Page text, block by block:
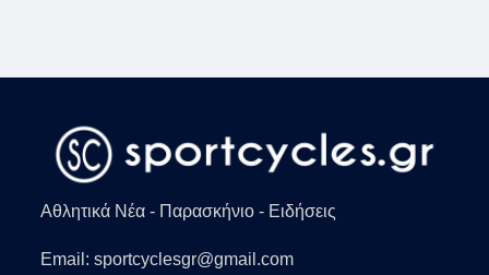
Αθλητικά Νέα - Παρασκήνιο - Ειδήσεις
Email: sportcyclesgr@gmail.com